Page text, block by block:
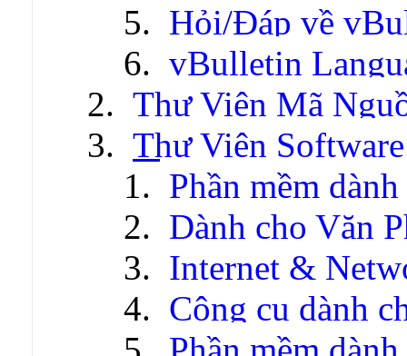
Hỏi/Đáp về
vBulletin
Thư Viện Mã
Thư Viện Software
Phần mềm
Dành cho Văn
Internet &
Công cụ dành